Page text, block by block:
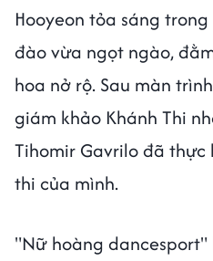
Hooyeon tỏa sáng
đào vừa ngọt ngào,
hoa nở rộ. Sau màn
giám khảo Khánh Thi
Tihomir Gavrilo đã thực
thi của mình.
"Nữ hoàng